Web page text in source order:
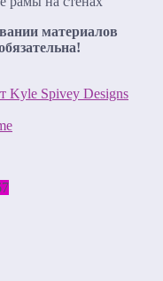
материалов
Kyle Spivey Designs